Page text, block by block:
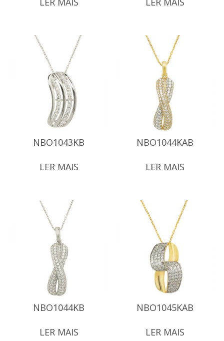
NBO1043KB
LER MAIS
NBO1044KAB
LER MAIS
NBO1044KB
LER MAIS
NBO1045KAB
LER MAIS